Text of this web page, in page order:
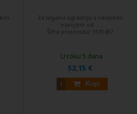
Za laganu ugradnju s vanjskim
navojem od ...
Šifra proizvoda: 3131457
52,15 €
Kupi
U roku 5 dana